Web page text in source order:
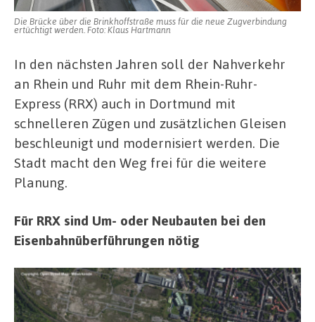
Die Brücke über die Brinkhoffstraße muss für die neue Zugverbindung
ertüchtigt werden. Foto: Klaus Hartmann
In den nächsten Jahren soll der Nahverkehr
an Rhein und Ruhr mit dem Rhein-Ruhr-
Express (RRX) auch in Dortmund mit
schnelleren Zügen und zusätzlichen Gleisen
beschleunigt und modernisiert werden. Die
Stadt macht den Weg frei für die weitere
Planung.
Für RRX sind Um- oder Neubauten bei den
Eisenbahnüberführungen nötig